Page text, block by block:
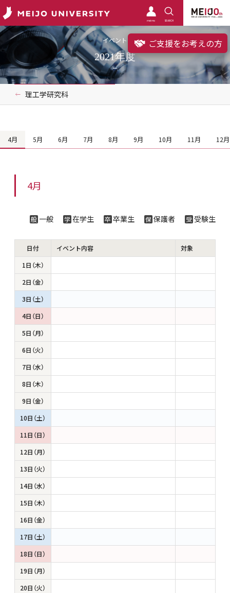
meimo SEARCH
ご支援をお考えの方
イベント
2021年度
理工学研究科
4月 5月 6月 7月 8月 9月 10月 11月 12月
4月
般 一般 学 在学生 卒 卒業生 保 保護者 受 受験生
日付 イベント内容
対象
1日（木）
2日（金）
3日（土）
4日（日）
5日（月）
6日（火）
7日（水）
8日（木）
9日（金）
10日（土）
11日（日）
12日（月）
13日（火）
14日（水）
15日（木）
16日（金）
17日（土）
18日（日）
19日（月）
20日（火）